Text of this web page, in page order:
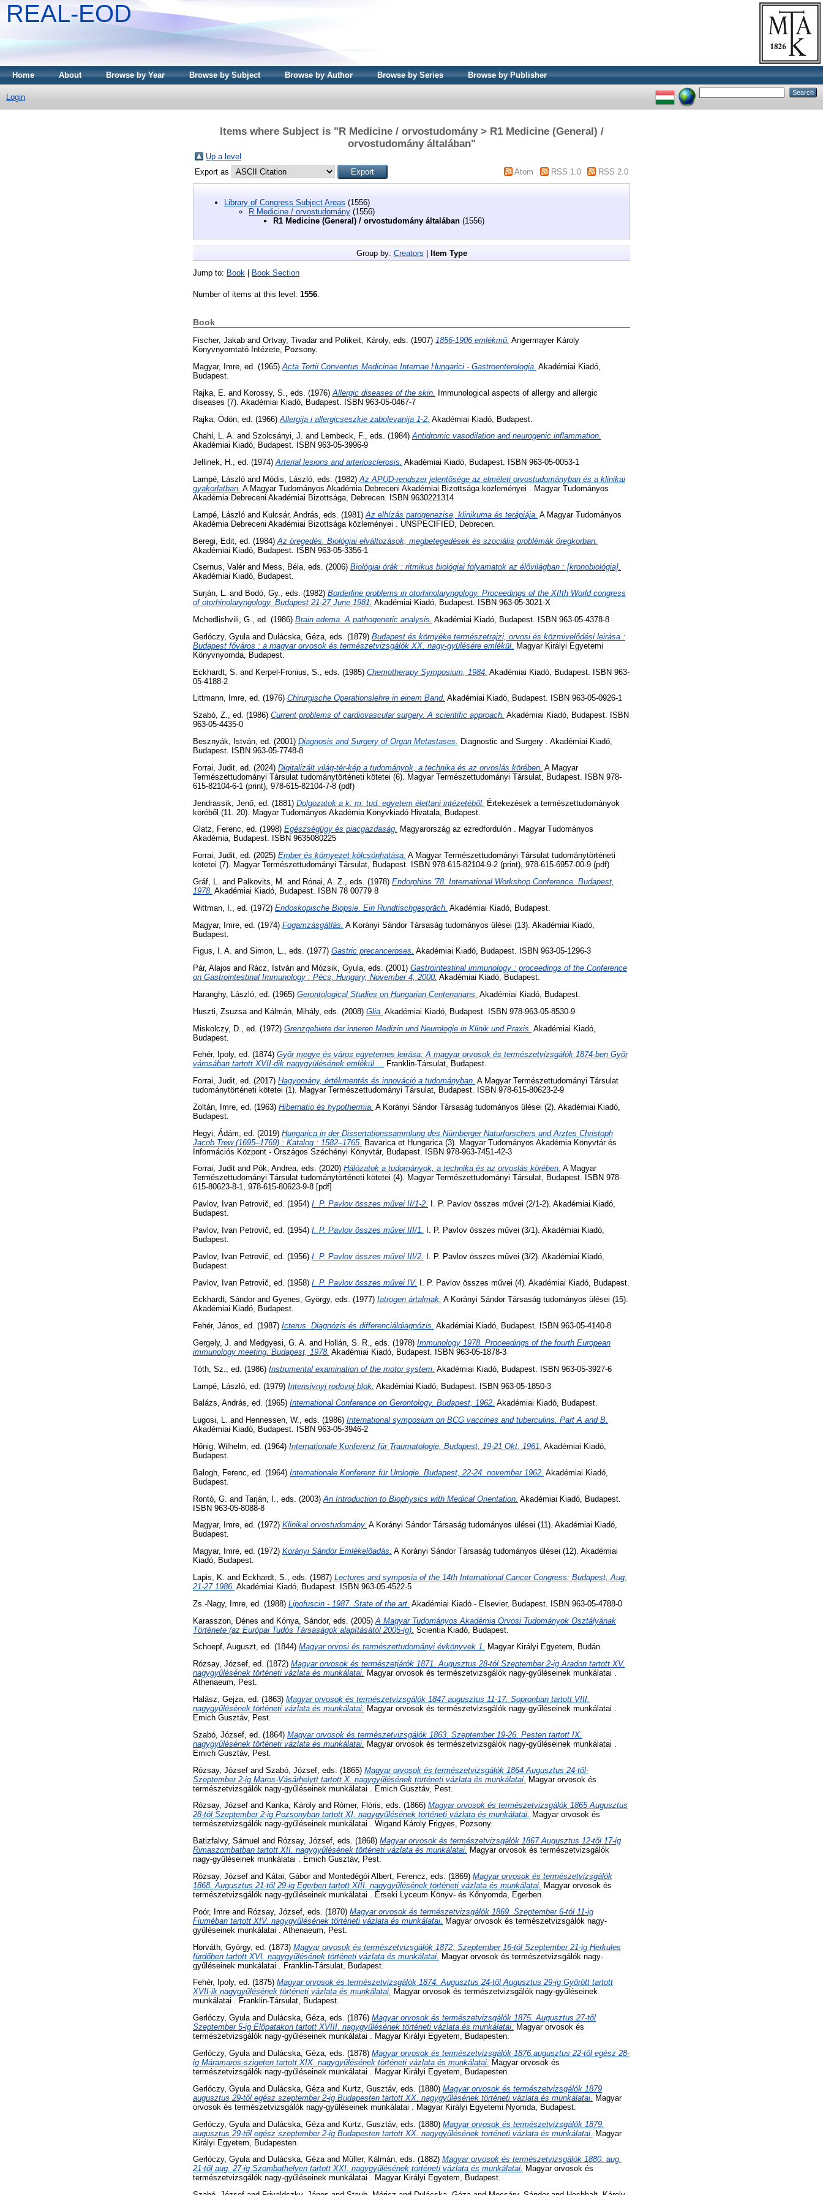
REAL-EOD
Home About Browse by Year Browse by Subject Browse by Author Browse by Series Browse by Publisher
Login
Items where Subject is "R Medicine / orvostudomány > R1 Medicine (General) /
orvostudomány általában"
Up a level
Export as
Atom RSS 1.0 RSS 2.0
Library of Congress Subject Areas (1556)
R Medicine / orvostudomány (1556)
R1 Medicine (General) / orvostudomány általában (1556)
Group by: Creators Item Type
Jump to: Book Book Section
Number of items at this level: 1556.
Book
Fischer, Jakab and Ortvay, Tivadarand Polikeit, Károly, eds. (1907) 1856-1906 emlékmű. Angermayer Károly
Könyvnyomtató Intézete, Pozsony.
Magyar, Imre , ed. (1965) Acta Tertii Conventus Medicinae Internae Hungarici - Gastroenterologia. Akadémiai Kiadó,
Budapest.
Rajka, E. and Korossy, S. , eds. (1976) Allergic diseases of the skin.
Immunological aspects of allergy and allergic
diseases (7). Akadémiai Kiadó, Budapest. ISBN 963-05-0467-7
Rajka, Ödön , ed. (1966) Allergija i allergicseszkie zabolevanija 1-2. Akadémiai Kiadó, Budapest.
Chahl, L. A. and Szolcsányi, J. and Lembeck, F., eds. (1984)Antidromic vasodilation and neurogenic inflammation.
Akadémiai Kiadó, Budapest. ISBN 963-05-3996-9
Jellinek, H., ed. (1974)Arterial lesions and arteriosclerosis. Akadémiai Kiadó, Budapest. ISBN 963-05-0053-1
Lampé, László and Módis, László , eds. (1982) Az APUD-rendszer jelentősége az elméleti orvostudományban és a klinikai
gyakorlatban. A Magyar Tudományos Akadémia Debreceni Akadémiai Bizottsága közleményei . Magyar Tudományos
Akadémia Debreceni Akadémiai Bizottsága, Debrecen. ISBN 9630221314
Lampé, László and Kulcsár, András , eds. (1981) Az elhízás patogenezise, klinikuma és terápiája. A Magyar Tudományos
Akadémia Debreceni Akadémiai Bizottsága közleményei . UNSPECIFIED, Debrecen.
Beregi, Edit , ed. (1984) Az öregedés. Biológiai elváltozások, megbetegedések és szociális problémák öregkorban.
Akadémiai Kiadó, Budapest. ISBN 963-05-3356-1
Csernus, Valérand Mess, Béla, eds. (2006) Biológiai órák : ritmikus biológiai folyamatok az élővilágban : [kronobiológia].
Akadémiai Kiadó, Budapest.
Surján, L. and Bodó, Gy., eds. (1982) Borderline problems in otorhinolaryngology. Proceedings of the XIIth World congress
of otorhinolaryngology. Budapest 21-27 June 1981. Akadémiai Kiadó, Budapest. ISBN 963-05-3021-X
Mchedlishvili, G.
, ed. (1986) Brain edema. A pathogenetic analysis. Akadémiai Kiadó, Budapest. ISBN 963-05-4378-8
Gerlóczy, Gyula and Dulácska, Géza , eds. (1879) Budapest és környéke természetrajzi, orvosi és közmivelődési leirása :
Budapest főváros : a magyar orvosok és természetvizsgálók XX. nagy-gyülésére emlékül.
Magyar Királyi Egyetemi
Könyvnyomda, Budapest.
Eckhardt, S. and Kerpel-Fronius, S. , eds. (1985) Chemotherapy Symposium, 1984. Akadémiai Kiadó, Budapest. ISBN 963-
05-4188-2
Littmann, Imre, ed. (1976) Chirurgische Operationslehre in einem Band. Akadémiai Kiadó, Budapest. ISBN 963-05-0926-1
Szabó, Z., ed. (1986) Current problems of cardiovascular surgery. A scientific approach. Akadémiai Kiadó, Budapest. ISBN
963-05-4435-0
Besznyák, István , ed. (2001) Diagnosis and Surgery of Organ Metastases.
Diagnostic and Surgery . Akadémiai Kiadó,
Budapest. ISBN 963-05-7748-8
Forrai, Judit , ed. (2024) Digitalizált világ-tér-kép a tudományok, a technika és az orvoslás körében. A Magyar
Természettudományi Társulat tudománytörténeti kötetei (6). Magyar Természettudományi Társulat, Budapest. ISBN 978-
615-82104-6-1 (print), 978-615-82104-7-8 (pdf)
Jendrassik, Jenő , ed. (1881) Dolgozatok a k. m. tud. egyetem élettani intézetéből. Értekezések a természettudományok
köréből (11. 20). Magyar Tudományos Akadémia Könyvkiadó Hivatala, Budapest.
Glatz, Ferenc, ed. (1998) Egészségügy és piacgazdaság. Magyarország az ezredfordulón . Magyar Tudományos
Akadémia, Budapest. ISBN 9635080225
Forrai, Judit, ed. (2025) Ember és környezet kölcsönhatása. A Magyar Természettudományi Társulat tudománytörténeti
kötetei (7). Magyar Természettudományi Társulat, Budapest. ISBN 978-615-82104-9-2 (print), 978-615-6957-00-9 (pdf)
Gráf, L.
and Palkovits, M. and Rónai, A. Z. , eds. (1978) Endorphins '78. International Workshop Conference. Budapest,
1978. Akadémiai Kiadó, Budapest. ISBN 78 00779 8
Wittman, I.
, ed. (1972) Endoskopische Biopsie. Ein Rundtischgespräch. Akadémiai Kiadó, Budapest.
Magyar, Imre , ed. (1974) Fogamzásgátlás. A Korányi Sándor Társaság tudományos ülései (13). Akadémiai Kiadó,
Budapest.
Figus, I. A. and Simon, L., eds. (1977) Gastric precanceroses. Akadémiai Kiadó, Budapest. ISBN 963-05-1296-3
Pár, Alajos and Rácz, István and Mózsik, Gyula, eds. (2001) Gastrointestinal immunology : proceedings of the Conference
on Gastrointestinal Immunology : Pécs, Hungary, November 4, 2000. Akadémiai Kiadó, Budapest.
Haranghy, László , ed. (1965) Gerontological Studies on Hungarian Centenarians. Akadémiai Kiadó, Budapest.
Huszti, Zsuzsa and Kálmán, Mihály, eds. (2008) Glia. Akadémiai Kiadó, Budapest. ISBN 978-963-05-8530-9
Miskolczy, D.
, ed. (1972) Grenzgebiete der inneren Medizin und Neurologie in Klinik und Praxis. Akadémiai Kiadó,
Budapest.
Fehér, Ipoly, ed. (1874) Győr megye és város egyetemes leirása: A magyar orvosok és természetvizsgálók 1874-ben Győr
városában tartott XVII-dik nagygyülésének emlékül ... Franklin-Társulat, Budapest.
Forrai, Judit, ed. (2017) Hagyomány, értékmentés és innováció a tudományban. A Magyar Természettudományi Társulat
tudománytörténeti kötetei (1). Magyar Természettudományi Társulat, Budapest. ISBN 978-615-80623-2-9
Zoltán, Imre , ed. (1963) Hibernatio és hypothermia. A Korányi Sándor Társaság tudományos ülései (2). Akadémiai Kiadó,
Budapest.
Hegyi, Ádám , ed. (2019) Hungarica in der Dissertationssammlung des Nürnberger Naturforschers und Arztes Christoph
Jacob Trew (1695–1769) : Katalog : 1582–1765. Bavarica et Hungarica (3). Magyar Tudományos Akadémia Könyvtár és
Információs Központ - Országos Széchényi Könyvtár, Budapest. ISBN 978-963-7451-42-3
Forrai, Judit and Pók, Andrea, eds. (2020) Hálózatok a tudományok, a technika és az orvoslás körében. A Magyar
Természettudományi Társulat tudománytörténeti kötetei (4). Magyar Természettudományi Társulat, Budapest. ISBN 978-
615-80623-8-1, 978-615-80623-9-8 [pdf]
Pavlov, Ivan Petrovič, ed. (1954) I. P. Pavlov összes művei II/1-2.
I. P. Pavlov összes művei (2/1-2). Akadémiai Kiadó,
Budapest.
Pavlov, Ivan Petrovič, ed. (1954) I. P. Pavlov összes művei III/1.
I. P. Pavlov összes művei (3/1). Akadémiai Kiadó,
Budapest.
Pavlov, Ivan Petrovič , ed. (1956) I. P. Pavlov összes művei III/2.
I. P. Pavlov összes művei (3/2). Akadémiai Kiadó,
Budapest.
Pavlov, Ivan Petrovič , ed. (1958) I. P. Pavlov összes művei IV. I. P. Pavlov összes művei (4). Akadémiai Kiadó, Budapest.
Eckhardt, Sándorand Gyenes, György, eds. (1977) Iatrogen ártalmak. A Korányi Sándor Társaság tudományos ülései (15).
Akadémiai Kiadó, Budapest.
Fehér, János, ed. (1987) Icterus. Diagnózis és differenciáldiagnózis. Akadémiai Kiadó, Budapest. ISBN 963-05-4140-8
Gergely, J. and Medgyesi, G. A. and Hollán, S. R., eds. (1978) Immunology 1978. Proceedings of the fourth European
immunology meeting. Budapest, 1978. Akadémiai Kiadó, Budapest. ISBN 963-05-1878-3
Tóth, Sz.
, ed. (1986) Instrumental examination of the motor system. Akadémiai Kiadó, Budapest. ISBN 963-05-3927-6
Lampé, László , ed. (1979) Intensivnyj rodovoj blok. Akadémiai Kiadó, Budapest. ISBN 963-05-1850-3
Balázs, András, ed. (1965) International Conference on Gerontology. Budapest, 1962. Akadémiai Kiadó, Budapest.
Lugosi, L. and Hennessen, W., eds. (1986) International symposium on BCG vaccines and tuberculins. Part A and B.
Akadémiai Kiadó, Budapest. ISBN 963-05-3946-2
Hőnig, Wilhelm, ed. (1964) Internationale Konferenz für Traumatologie. Budapest, 19-21 Okt. 1961. Akadémiai Kiadó,
Budapest.
Balogh, Ferenc , ed. (1964) Internationale Konferenz für Urologie. Budapest, 22-24. november 1962. Akadémiai Kiadó,
Budapest.
Rontó, G. and Tarján, I. , eds. (2003) An Introduction to Biophysics with Medical Orientation. Akadémiai Kiadó, Budapest.
ISBN 963-05-8088-8
Magyar, Imre, ed. (1972) Klinikai orvostudomány. A Korányi Sándor Társaság tudományos ülései (11). Akadémiai Kiadó,
Budapest.
Magyar, Imre, ed. (1972) Korányi Sándor Emlékelőadás. A Korányi Sándor Társaság tudományos ülései (12). Akadémiai
Kiadó, Budapest.
Lapis, K. and Eckhardt, S., eds. (1987) Lectures and symposia of the 14th International Cancer Congress: Budapest, Aug.
21-27 1986. Akadémiai Kiadó, Budapest. ISBN 963-05-4522-5
Zs.-Nagy, Imre , ed. (1988) Lipofuscin - 1987. State of the art. Akadémiai Kiadó - Elsevier, Budapest. ISBN 963-05-4788-0
Karasszon, Dénes and Kónya, Sándor, eds. (2005) A Magyar Tudományos Akadémia Orvosi Tudományok Osztályának
Története (az Európai Tudós Társaságok alapításától 2005-ig). Scientia Kiadó, Budapest.
Schoepf, Auguszt, ed. (1844) Magyar orvosi és természettudományi évkönyvek 1. Magyar Királyi Egyetem, Budán.
Rózsay, József, ed. (1872) Magyar orvosok és természetjárók 1871. Augusztus 28-tól Szeptember 2-ig Aradon tartott XV.
nagygyűlésének történeti vázlata és munkálatai. Magyar orvosok és természetvizsgálók nagy-gyűléseinek munkálatai .
Athenaeum, Pest.
Halász, Gejza, ed. (1863) Magyar orvosok és természetvizsgálók 1847 augusztus 11-17. Sopronban tartott VIII.
nagygyűlésének történeti vázlata és munkálatai. Magyar orvosok és természetvizsgálók nagy-gyűléseinek munkálatai .
Emich Gusztáv, Pest.
Szabó, József , ed. (1864) Magyar orvosok és természetvizsgálók 1863. Szeptember 19-26. Pesten tartott IX.
nagygyűlésének történeti vázlata és munkálatai.
Magyar orvosok és természetvizsgálók nagy-gyűléseinek munkálatai .
Emich Gusztáv, Pest.
Rózsay, József and Szabó, József , eds. (1865) Magyar orvosok és természetvizsgálók 1864 Augusztus 24-től-
Szeptember 2-ig Maros-Vásárhelytt tartott X. nagygyűlésének történeti vázlata és munkálatai. Magyar orvosok és
természetvizsgálók nagy-gyűléseinek munkálatai . Emich Gusztáv, Pest.
Rózsay, József and Kanka, Károly and Rómer, Flóris, eds. (1866) Magyar orvosok és természetvizsgálók 1865 Augusztus
28-tól Szeptember 2-ig Pozsonyban tartott XI. nagygyűlésének történeti vázlata és munkálatai. Magyar orvosok és
természetvizsgálók nagy-gyűléseinek munkálatai . Wigand Károly Frigyes, Pozsony.
Batizfalvy, Sámuel and Rózsay, József, eds. (1868) Magyar orvosok és természetvizsgálók 1867 Augusztus 12-től 17-ig
Rimaszombatban tartott XII. nagygyűlésének történeti vázlata és munkálatai. Magyar orvosok és természetvizsgálók
nagy-gyűléseinek munkálatai . Emich Gusztáv, Pest.
Rózsay, József and Kátai, Gáborand Montedégói Albert, Ferencz, eds. (1869) Magyar orvosok és természetvizsgálók
1868. Augusztus 21-től 29-ig Egerben tartott XIII. nagygyűlésének történeti vázlata és munkálatai. Magyar orvosok és
természetvizsgálók nagy-gyűléseinek munkálatai . Érseki Lyceum Könyv- és Kőnyomda, Egerben.
Poór, Imre and Rózsay, József , eds. (1870) Magyar orvosok és természetvizsgálók 1869. Szeptember 6-tól 11-ig
Fiuméban tartott XIV. nagygyűlésének történeti vázlata és munkálatai.
Magyar orvosok és természetvizsgálók nagy-
gyűléseinek munkálatai . Athenaeum, Pest.
Horváth, György, ed. (1873) Magyar orvosok és természetvizsgálók 1872. Szeptember 16-tól Szeptember 21-ig Herkules
fürdőben tartott XVI. nagygyűlésének történeti vázlata és munkálatai. Magyar orvosok és természetvizsgálók nagy-
gyűléseinek munkálatai . Franklin-Társulat, Budapest.
Fehér, Ipoly, ed. (1875) Magyar orvosok és természetvizsgálók 1874. Augusztus 24-től Augusztus 29-ig Győrött tartott
XVII-ik nagygyűlésének történeti vázlata és munkálatai. Magyar orvosok és természetvizsgálók nagy-gyűléseinek
munkálatai . Franklin-Társulat, Budapest.
Gerlóczy, Gyulaand Dulácska, Géza, eds. (1876) Magyar orvosok és természetvizsgálók 1875. Augusztus 27-től
Szeptember 5-ig Előpatakon tartott XVIII. nagygyűlésének történeti vázlata és munkálatai. Magyar orvosok és
természetvizsgálók nagy-gyűléseinek munkálatai . Magyar Királyi Egyetem, Budapesten.
Gerlóczy, Gyula and Dulácska, Géza , eds. (1878) Magyar orvosok és természetvizsgálók 1876.augusztus 22-től egész 28-
ig Máramaros-szigeten tartott XIX. nagygyűlésének történeti vázlata és munkálatai.
Magyar orvosok és
természetvizsgálók nagy-gyűléseinek munkálatai . Magyar Királyi Egyetem, Budapesten.
Gerlóczy, Gyula and Dulácska, Géza and Kurtz, Gusztáv, eds. (1880) Magyar orvosok és természetvizsgálók 1879
augusztus 29-től egész szeptember 2-ig Budapesten tartott XX. nagygyűlésének történeti vázlata és munkálatai.
Magyar
orvosok és természetvizsgálók nagy-gyűléseinek munkálatai . Magyar Királyi Egyetemi Nyomda, Budapest.
Gerlóczy, Gyula and Dulácska, Géza and Kurtz, Gusztáv, eds. (1880) Magyar orvosok és természetvizsgálók 1879.
augusztus 29-től egész szeptember 2-ig Budapesten tartott XX. nagygyűlésének történeti vázlata és munkálatai. Magyar
Királyi Egyetem, Budapesten.
Gerlóczy, Gyulaand Dulácska, Gézaand Müller, Kálmán, eds. (1882) Magyar orvosok és természetvizsgálók 1880. aug.
21-től aug. 27-ig Szombathelyen tartott XXI. nagygyűlésének történeti vázlata és munkálatai. Magyar orvosok és
természetvizsgálók nagy-gyűléseinek munkálatai . Magyar Királyi Egyetem, Budapest.